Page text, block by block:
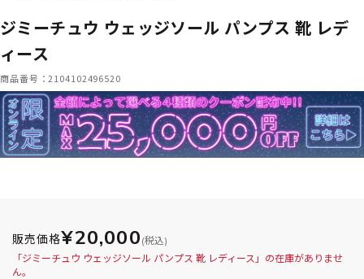
ジミーチュウ ウェッジソール パンプス 靴 レデ
ィース
商品番号：2104102496520
販売価格¥20,000 (税込)
「ジミーチュウ ウェッジソール パンプス 靴 レディース」の在庫がありませ
ん。